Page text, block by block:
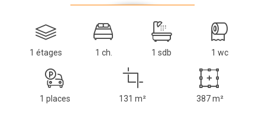
1 étages 1 ch. 1 sdb 1 wc
1 places 131 m² 387 m²